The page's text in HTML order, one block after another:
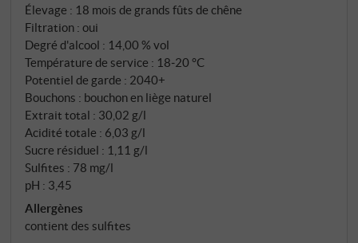
commencé par un hiver doux et des précipitations
abondantes qui ont créé de précieuses réserves
d'eau. Un léger gel à la mi-avril a réduit les
rendements, mais sans affecter la qualité. S'en est
suivi un été long et constant, sans pics de chaleur ; des
orages isolés en juin/juillet et des amplitudes jour/nuit
marquées pendant la phase de maturation ont
permis de vendanger avec précision du 6 au 15
octobre. Les raisins ont atteint une excellente
maturité phénolique avec une acidité éclatante.
Élevage : 18 mois de grands fûts de chêne
Filtration : oui
Degré d'alcool : 14,00 % vol
Température de service : 18‑20 °C
Potentiel de garde : 2040+
Bouchons : bouchon en liège naturel
Extrait total : 30,02 g/l
Acidité totale : 6,03 g/l
Sucre résiduel : 1,11 g/l
Sulfites : 78 mg/l
pH : 3,45
Allergènes
contient des sulfites